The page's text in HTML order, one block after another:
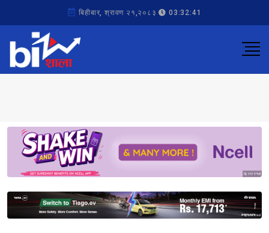
बिहीबार, श्रावण २१,२०८३ 03:32:41
Sponsored
Sponsored